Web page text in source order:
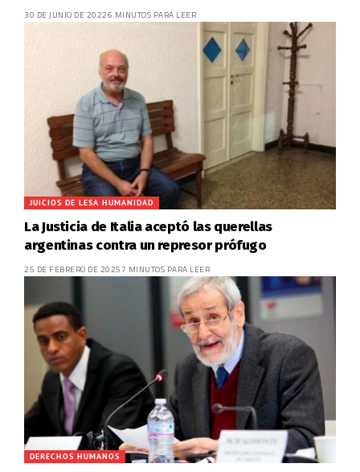
30 DE JUNIO DE 20226 MINUTOS PARA LEER
JUICIOS DE LESA HUMANIDAD
La Justicia de Italia aceptó las querellas
argentinas contra un represor prófugo
25 DE FEBRERO DE 20257 MINUTOS PARA LEER
DERECHOS HUMANOS